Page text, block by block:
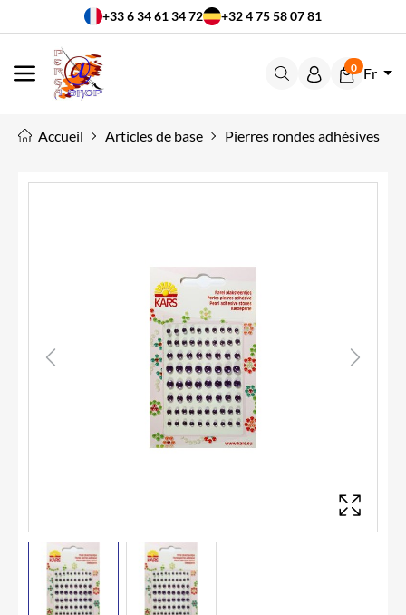
+33 6 34 61 34 72 +32 4 75 58 07 81
MENU
0 Fr
Accueil Articles de base Pierres rondes adhésives
Previous Next